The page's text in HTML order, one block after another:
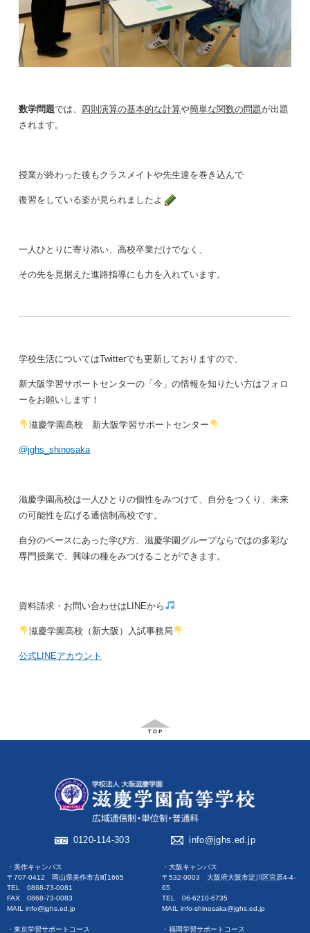
数学問題では、 四則演算の基本的な計算や簡単な関数の問題が出題
されます。
授業が終わった後もクラスメイトや先生達を巻き込んで
復習をしている姿が見られましたよ
一人ひとりに寄り添い、高校卒業だけでなく、
その先を見据えた進路指導にも力を入れています。
学校生活についてはTwitterでも更新しておりますので、
新大阪学習サポートセンターの「今」の情報を知りたい方はフォロ
ーをお願いします！
滋慶学園高校 新大阪学習サポートセンター
@jghs_shinosaka
滋慶学園高校は一人ひとりの個性をみつけて、自分をつくり、未来
の可能性を広げる通信制高校です。
自分のペースにあった学び方、滋慶学園グループならではの多彩な
専門授業で、興味の種をみつけることができます。
資料請求・お問い合わせはLINEから
滋慶学園高校（新大阪）入試事務局
公式LINEアカウント
0120-114-303 info@jghs.ed.jp
・美作キャンパス
〒707-0412 岡山県美作市古町1665
TEL 0868-73-0081
FAX 0868-73-0083
MAIL info@jghs.ed.jp
・東京学習サポートコース
・大阪キャンパス
〒532-0003 大阪府大阪市淀川区宮原4-4-
65
TEL 06-6210-6735
MAIL info-shinosaka@jghs.ed.jp
・福岡学習サポートコース